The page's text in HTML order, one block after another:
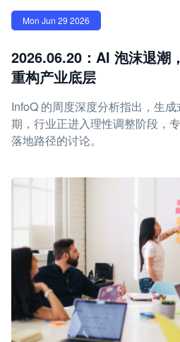
Mon Jun 29 2026
2026.06.20：AI 泡沫退潮
重构产业底层
InfoQ 的周度深度分析指出，生
期，行业正进入理性调整阶段，
落地路径的讨论。